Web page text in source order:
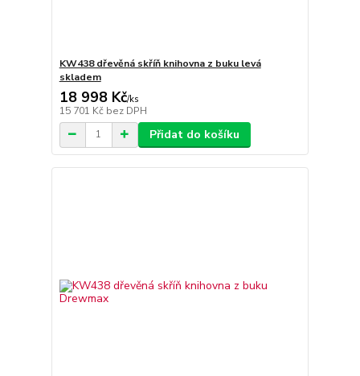
KW438 dřevěná skříň knihovna z buku levá
skladem
18 998 Kč/ks
15 701 Kč bez DPH
Přidat do košíku